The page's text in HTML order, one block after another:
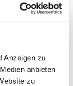
Anzeigen zu
anbieten
zu
formellen
optimalen
Sie auf